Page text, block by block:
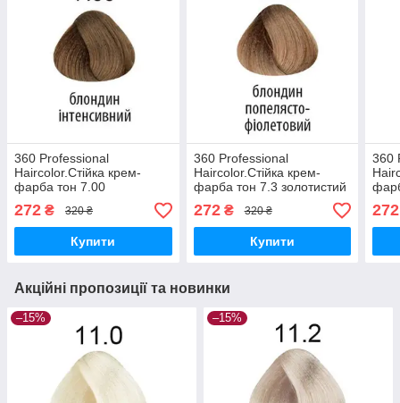
360 Professional
Haircolor.Стійка крем-
фарба тон 7.00
інтенсивний натуральний
блондин 100 мл
272 ₴ 320 ₴
Купити
360 Professional
Haircolor.Стійка крем-
фарба тон 7.3 золотистий
блондин 100 мл
272₴ 320 ₴
Купити
360
272
Акційні пропозиції та новинки
–15% –15%